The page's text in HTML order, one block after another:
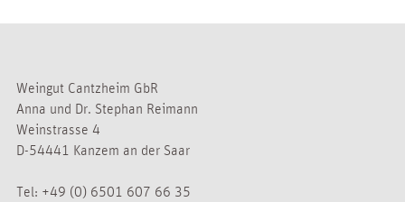
Weingut Cantzheim GbR
Anna und Dr. Stephan Reimann
Weinstrasse 4
D-54441 Kanzem an der Saar
Tel: +49 (0) 6501 607 66 35